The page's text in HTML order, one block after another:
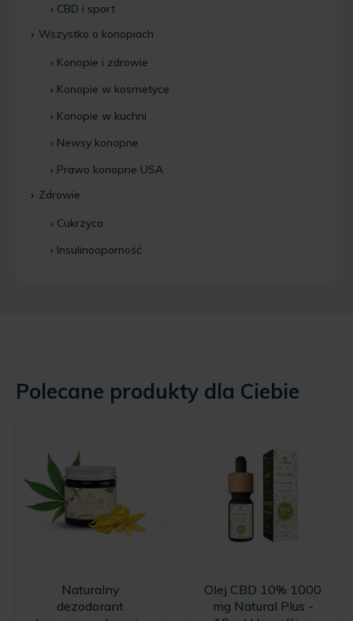
CBD i sport
Wszystko o konopiach
Konopie i zdrowie
Konopie w kosmetyce
Konopie w kuchni
Newsy konopne
Prawo konopne USA
Zdrowie
Cukrzyca
Insulinooporność
Polecane produkty dla Ciebie
Naturalny
dezodorant
Olej CBD 10% 1000
mg Natural Plus -